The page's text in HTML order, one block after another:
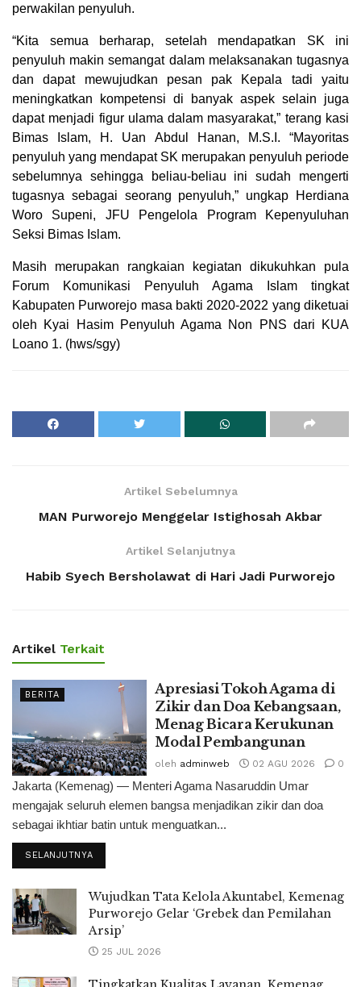
perwakilan penyuluh.
“Kita semua berharap, setelah mendapatkan SK ini
penyuluh makin semangat dalam melaksanakan tugasnya
dan dapat mewujudkan pesan pak Kepala tadi yaitu
meningkatkan kompetensi di banyak aspek selain juga
dapat menjadi figur ulama dalam masyarakat,” terang kasi
Bimas Islam, H. Uan Abdul Hanan, M.S.I. “Mayoritas
penyuluh yang mendapat SK merupakan penyuluh periode
sebelumnya sehingga beliau-beliau ini sudah mengerti
tugasnya sebagai seorang penyuluh,” ungkap Herdiana
Woro Supeni, JFU Pengelola Program Kepenyuluhan
Seksi Bimas Islam.
Masih merupakan rangkaian kegiatan dikukuhkan pula
Forum Komunikasi Penyuluh Agama Islam tingkat
Kabupaten Purworejo masa bakti 2020-2022 yang diketuai
oleh Kyai Hasim Penyuluh Agama Non PNS dari KUA
Loano 1. (hws/sgy)
Artikel Sebelumnya
MAN Purworejo Menggelar Istighosah Akbar
Artikel Selanjutnya
Habib Syech Bersholawat di Hari Jadi Purworejo
Artikel Terkait
BERITA
Apresiasi Tokoh Agama di
Zikir dan Doa Kebangsaan,
Menag Bicara Kerukunan
Modal Pembangunan
oleh adminweb 02 AGU 2026 0
Jakarta (Kemenag) — Menteri Agama Nasaruddin Umar
mengajak seluruh elemen bangsa menjadikan zikir dan doa
sebagai ikhtiar batin untuk menguatkan...
SELANJUTNYA
Wujudkan Tata Kelola Akuntabel, Kemenag
Purworejo Gelar ‘Grebek dan Pemilahan
Arsip’
25 JUL 2026